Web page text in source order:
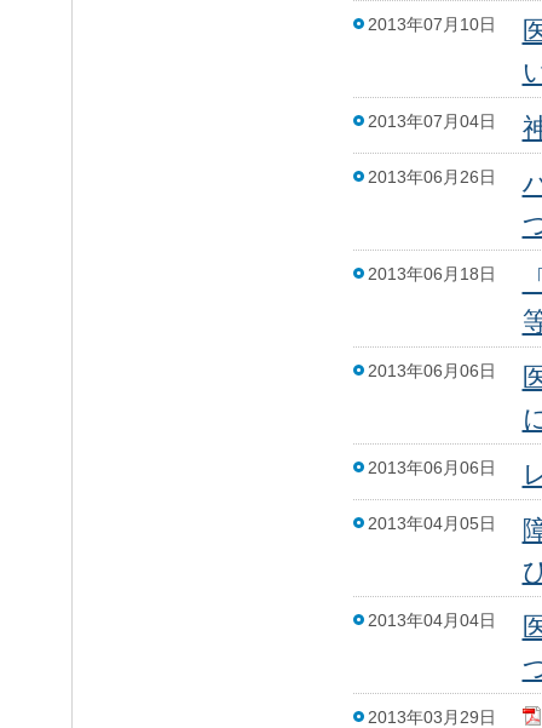
2013年07月10日
2013年07月04日
2013年06月26日
2013年06月18日
2013年06月06日
2013年06月06日
2013年04月05日
2013年04月04日
2013年03月29日